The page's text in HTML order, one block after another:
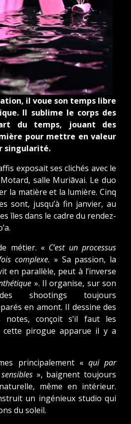
il voue son temps libre
Il sublime le corps des
du temps, jouant des
pour mettre en valeur
singularité.
exposait ses clichés avec le
salle Muriāvai. Le duo
la matière et la lumière. Cinq
sont, jusqu’à fin janvier, au
îles dans le cadre du rendez-
métier. « C’est un processus
complexe. » Sa passion, la
en parallèle, peut à l’inverse
». Il organise, sur son
shootings toujours
en amont. Il dessine des
notes, conçoit s’il faut les
cette pirogue apparue il y a
principalement « qui par
», baignent toujours
même en intérieur.
un ingénieux studio qui
du soleil.